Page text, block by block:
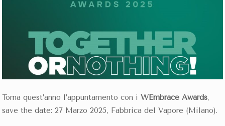
Torna quest’anno l’appuntamento con iWEmbrace Awards,
save the date: 27 Marzo 2025, Fabbrica del Vapore (Milano).